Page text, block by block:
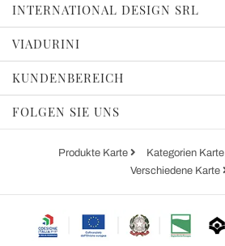
INTERNATIONAL DESIGN SRL
VIADURINI
KUNDENBEREICH
FOLGEN SIE UNS
Produkte Karte Kategorien Karte
Verschiedene Karte